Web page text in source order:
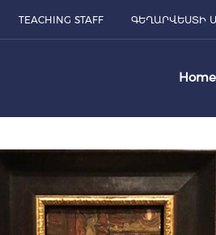
TEACHING STAFF ԳԵՂԱՐՎԵՍՏԻ
Home